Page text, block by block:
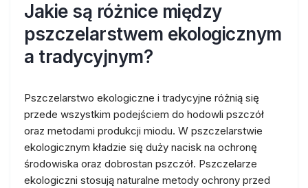
Jakie są różnice między
pszczelarstwem ekologicznym
a tradycyjnym?
Pszczelarstwo ekologiczne i tradycyjne różnią się
przede wszystkim podejściem do hodowli pszczół
oraz metodami produkcji miodu. W pszczelarstwie
ekologicznym kładzie się duży nacisk na ochronę
środowiska oraz dobrostan pszczół. Pszczelarze
ekologiczni stosują naturalne metody ochrony przed